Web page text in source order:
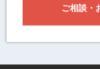
ご相談・